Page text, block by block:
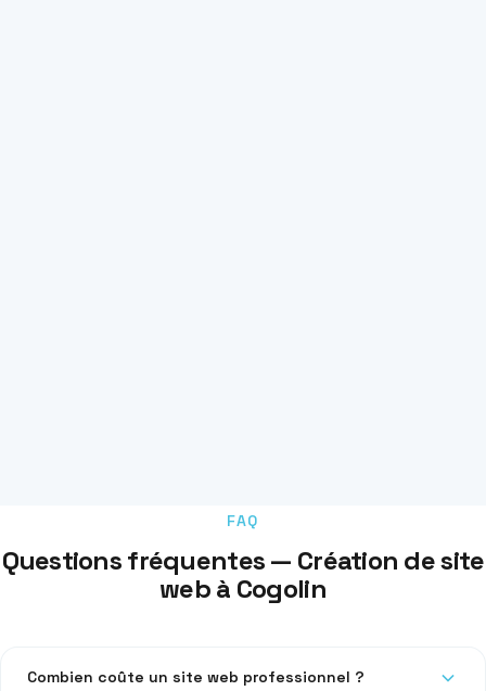
FAQ
Questions fréquentes — Création de site
web à Cogolin
Combien coûte un site web professionnel ?